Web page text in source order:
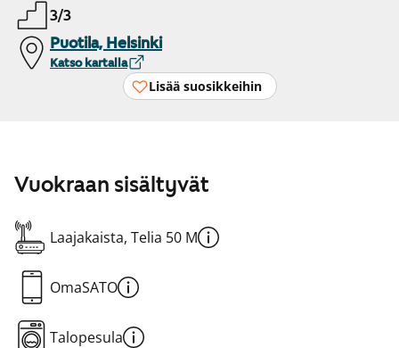
3/3
Puotila, Helsinki
Katso kartalla
Lisää suosikkeihin
Vuokraan sisältyvät
Laajakaista, Telia 50 M
OmaSATO
Talopesula